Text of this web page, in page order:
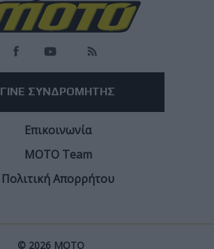
ΓΙΝΕ ΣΥΝΔΡΟΜΗΤΗΣ
Επικοινωνία
ΜΟΤΟ Team
Πολιτική Απορρήτου
© 2026 ΜΟΤΟ